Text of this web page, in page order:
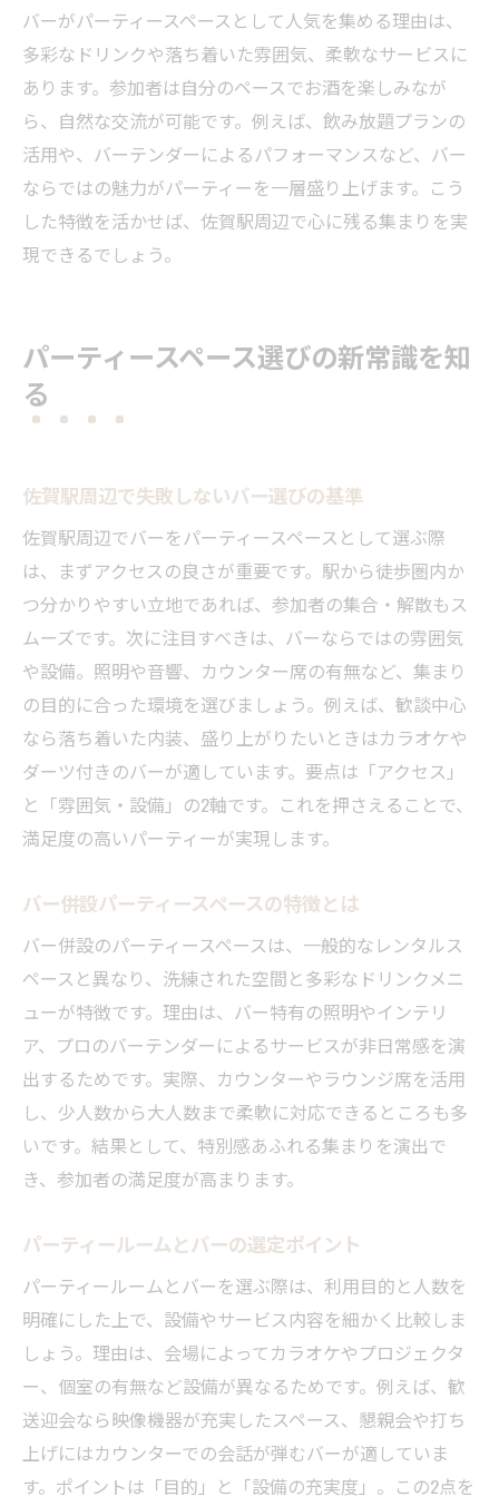
バーの設備を活かした集いの楽しみ方
幹事が押さえたいバー活用のポイント
バーとパーティースペースで心に残る体験
バーがパーティースペースとして人気を集める理由は、
多彩なドリンクや落ち着いた雰囲気、柔軟なサービスに
あります。参加者は自分のペースでお酒を楽しみなが
ら、自然な交流が可能です。例えば、飲み放題プランの
活用や、バーテンダーによるパフォーマンスなど、バー
ならではの魅力がパーティーを一層盛り上げます。こう
した特徴を活かせば、佐賀駅周辺で心に残る集まりを実
現できるでしょう。
パーティースペース選びの新常識を知
る
佐賀駅周辺で失敗しないバー選びの基準
佐賀駅周辺でバーをパーティースペースとして選ぶ際
は、まずアクセスの良さが重要です。駅から徒歩圏内か
つ分かりやすい立地であれば、参加者の集合・解散もス
ムーズです。次に注目すべきは、バーならではの雰囲気
や設備。照明や音響、カウンター席の有無など、集まり
の目的に合った環境を選びましょう。例えば、歓談中心
なら落ち着いた内装、盛り上がりたいときはカラオケや
ダーツ付きのバーが適しています。要点は「アクセス」
と「雰囲気・設備」の2軸です。これを押さえることで、
満足度の高いパーティーが実現します。
バー併設パーティースペースの特徴とは
バー併設のパーティースペースは、一般的なレンタルス
ペースと異なり、洗練された空間と多彩なドリンクメニ
ューが特徴です。理由は、バー特有の照明やインテリ
ア、プロのバーテンダーによるサービスが非日常感を演
出するためです。実際、カウンターやラウンジ席を活用
し、少人数から大人数まで柔軟に対応できるところも多
いです。結果として、特別感あふれる集まりを演出で
き、参加者の満足度が高まります。
パーティールームとバーの選定ポイント
パーティールームとバーを選ぶ際は、利用目的と人数を
明確にした上で、設備やサービス内容を細かく比較しま
しょう。理由は、会場によってカラオケやプロジェクタ
ー、個室の有無など設備が異なるためです。例えば、歓
送迎会なら映像機器が充実したスペース、懇親会や打ち
上げにはカウンターでの会話が弾むバーが適していま
す。ポイントは「目的」と「設備の充実度」。この2点を